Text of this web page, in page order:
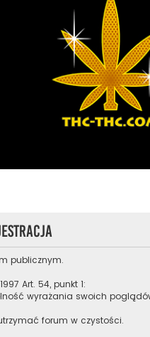
publicznym.
Art. 54, punkt 1:
wyrażania swoich
forum w czystości.